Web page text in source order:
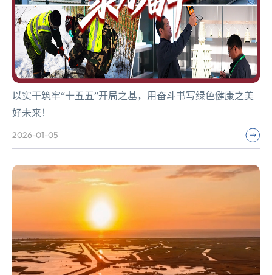
以实干筑牢“十五五”开局之基，用奋斗书写绿色健康之美
好未来！
2026-01-05